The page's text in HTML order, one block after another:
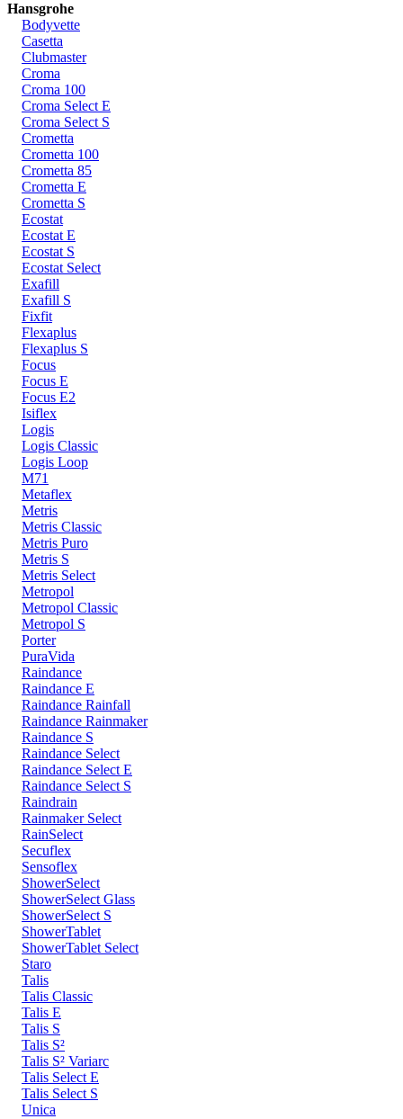
Hansgrohe
Bodyvette
Casetta
Clubmaster
Croma
Croma 100
Croma Select E
Croma Select S
Crometta
Crometta 100
Crometta 85
Crometta E
Crometta S
Ecostat
Ecostat E
Ecostat S
Ecostat Select
Exafill
Exafill S
Fixfit
Flexaplus
Flexaplus S
Focus
Focus E
Focus E2
Isiflex
Logis
Logis Classic
Logis Loop
M71
Metaflex
Metris
Metris Classic
Metris Puro
Metris S
Metris Select
Metropol
Metropol Classic
Metropol S
Porter
PuraVida
Raindance
Raindance E
Raindance Rainfall
Raindance Rainmaker
Raindance S
Raindance Select
Raindance Select E
Raindance Select S
Raindrain
Rainmaker Select
RainSelect
Secuflex
Sensoflex
ShowerSelect
ShowerSelect Glass
ShowerSelect S
ShowerTablet
ShowerTablet Select
Staro
Talis
Talis Classic
Talis E
Talis S
Talis S²
Talis S² Variarc
Talis Select E
Talis Select S
Unica